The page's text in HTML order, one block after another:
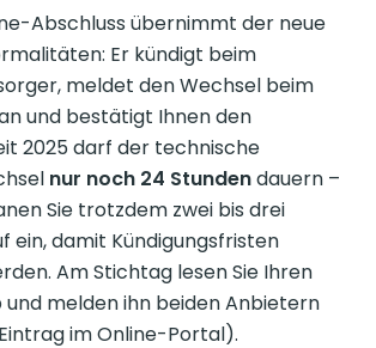
Abschluss übernimmt der neue
Er kündigt beim
meldet den Wechsel beim
und bestätigt Ihnen den
2025 darf der technische
nur noch 24 Stundendauern –
Sie trotzdem zwei bis drei
ein, damit Kündigungsfristen
Am Stichtag lesen Sie Ihren
melden ihn beiden Anbietern
im Online-Portal).